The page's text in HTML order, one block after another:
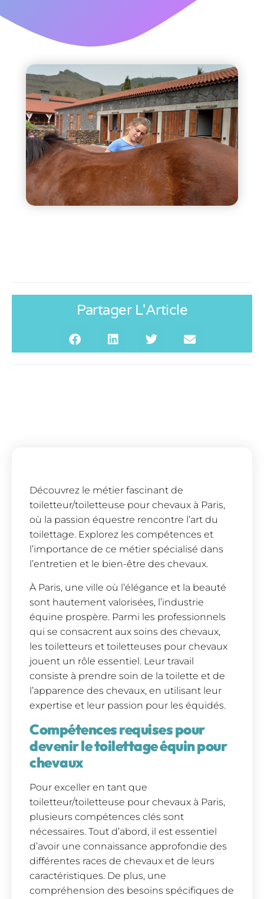
Partager L'Article
Découvrez le métier fascinant de
toiletteur/toiletteuse pour chevaux à Paris,
où la passion équestre rencontre l’art du
toilettage. Explorez les compétences et
l’importance de ce métier spécialisé dans
l’entretien et le bien-être des chevaux.
À Paris, une ville où l’élégance et la beauté
sont hautement valorisées, l’industrie
équine prospère. Parmi les professionnels
qui se consacrent aux soins des chevaux,
les toiletteurs et toiletteuses pour chevaux
jouent un rôle essentiel. Leur travail
consiste à prendre soin de la toilette et de
l’apparence des chevaux, en utilisant leur
expertise et leur passion pour les équidés.
Compétences requises pour
devenir le toilettage équin pour
chevaux
Pour exceller en tant que
toiletteur/toiletteuse pour chevaux à Paris,
plusieurs compétences clés sont
nécessaires. Tout d’abord, il est essentiel
d’avoir une connaissance approfondie des
différentes races de chevaux et de leurs
caractéristiques. De plus, une
compréhension des besoins spécifiques de